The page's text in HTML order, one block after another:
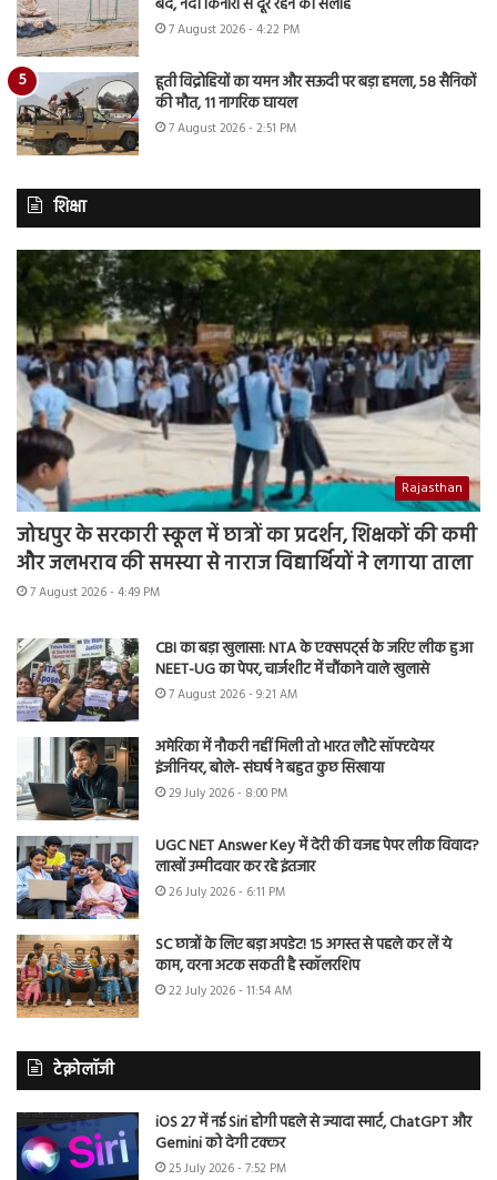
7 August 2026 - 4:22 PM
हूती विद्रोहियों का यमन और सऊदी पर बड़ा हमला, 58 सैनिकों
की मौत, 11 नागरिक घायल
7 August 2026 - 2:51 PM
शिक्षा
Rajasthan
जोधपुर के सरकारी स्कूल में छात्रों का प्रदर्शन, शिक्षकों की कमी
और जलभराव की समस्या से नाराज विद्यार्थियों ने लगाया ताला
7 August 2026 - 4:49 PM
CBI का बड़ा खुलासा: NTA के एक्सपर्ट्स के जरिए लीक हुआ
NEET-UG का पेपर, चार्जशीट में चौंकाने वाले खुलासे
7 August 2026 - 9:21 AM
अमेरिका में नौकरी नहीं मिली तो भारत लौटे सॉफ्टवेयर
इंजीनियर, बोले- संघर्ष ने बहुत कुछ सिखाया
29 July 2026 - 8:00 PM
UGC NET Answer Key में देरी की वजह पेपर लीक विवाद?
लाखों उम्मीदवार कर रहे इंतजार
26 July 2026 - 6:11 PM
SC छात्रों के लिए बड़ा अपडेट! 15 अगस्त से पहले कर लें ये
काम, वरना अटक सकती है स्कॉलरशिप
22 July 2026 - 11:54 AM
टेक्नोलॉजी
iOS 27 में नई Siri होगी पहले से ज्यादा स्मार्ट, ChatGPT और
Gemini को देगी टक्कर
25 July 2026 - 7:52 PM